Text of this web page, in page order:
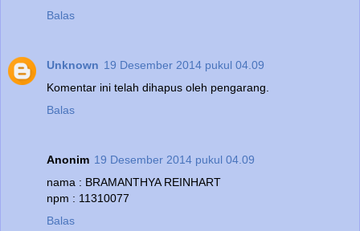
Balas
Unknown 19 Desember 2014 pukul 04.09
Komentar ini telah dihapus oleh pengarang.
Balas
Anonim 19 Desember 2014 pukul 04.09
nama : BRAMANTHYA REINHART
npm : 11310077
Balas